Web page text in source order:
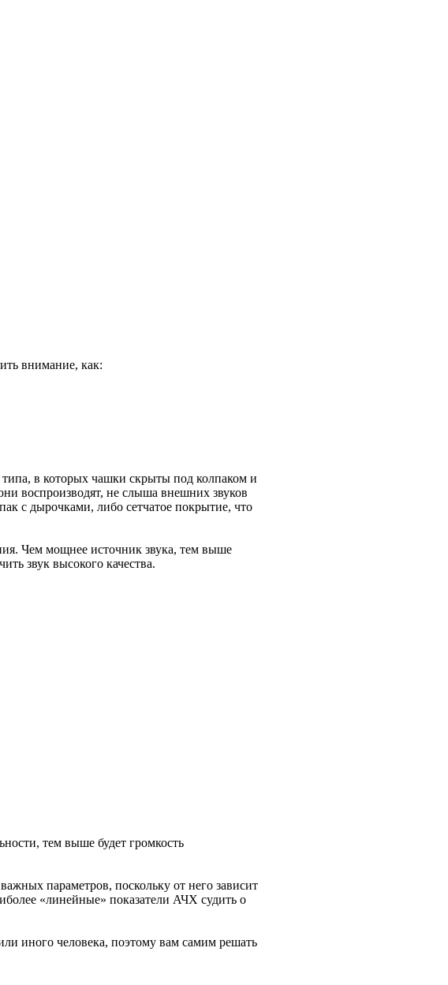
внимание, как:
в которых чашки скрыты под колпаком и
воспроизводят, не слыша внешних звуков
с дырочками, либо сетчатое покрытие, что
Чем мощнее источник звука, тем выше
звук высокого качества.
тем выше будет громкость
параметров, поскольку от него зависит
«линейные» показатели АЧХ судить о
иного человека, поэтому вам самим решать